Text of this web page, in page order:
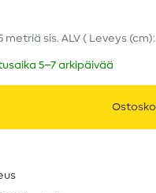
metriä sis. ALV ( Leveys
5–7 arkipäivää